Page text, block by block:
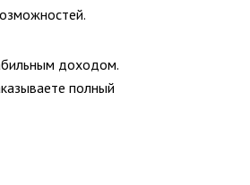
доходом.
полный